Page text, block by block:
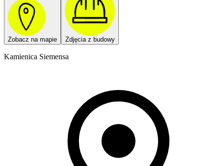
Zobacz na mapie Zdjęcia z budowy
Kamienica Siemensa